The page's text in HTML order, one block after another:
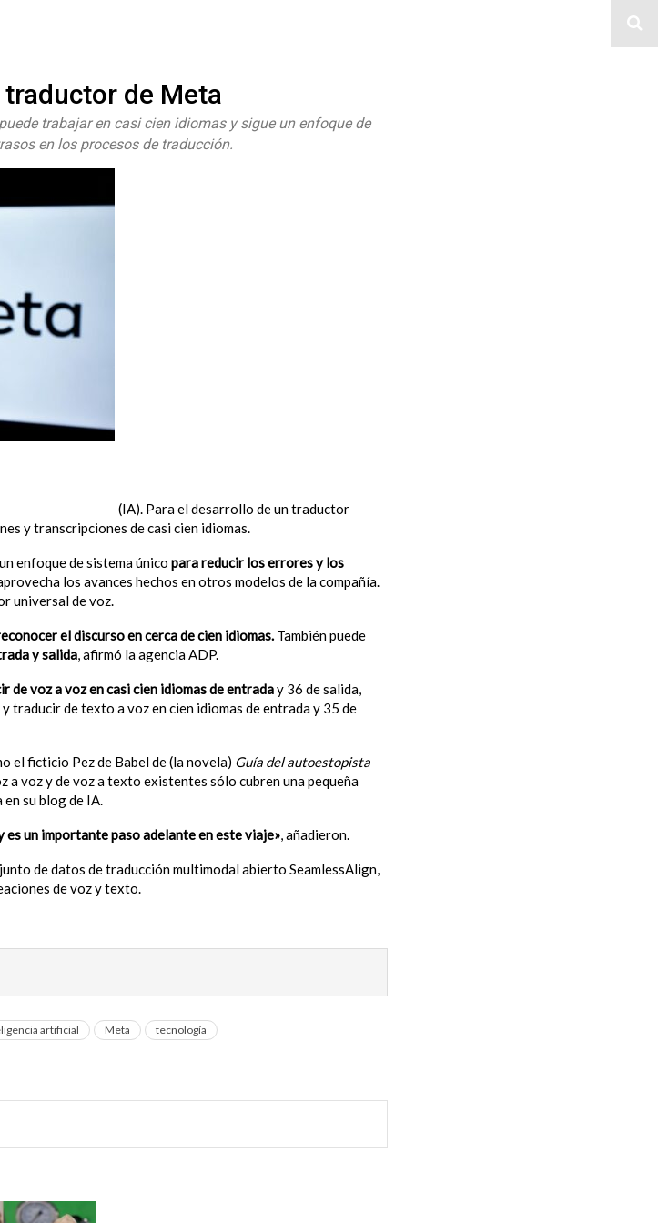
de Meta
trabajar en casi cien idiomas y sigue un enfoque de
en los procesos de traducción.
(IA). Para el desarrollo de un traductor
y transcripciones de casi cien idiomas.
enfoque de sistema único para reducir los errores y los
los avances hechos en otros modelos de la compañía.
universal de voz.
el discurso en cerca de cien idiomas.También puede
y salida, afirmó la agencia ADP.
de voz a voz en casi cien idiomas de entraday 36 de salida,
traducir de texto a voz en cien idiomas de entrada y 35 de
el ficticio Pez de Babel de (la novela) Guía del autoestopista
a voz y de voz a texto existentes sólo cubren una pequeña
su blog de IA.
es un importante paso adelante en este viaje», añadieron.
de datos de traducción multimodal abierto SeamlessAlign,
de voz y texto.
artificial Meta tecnología